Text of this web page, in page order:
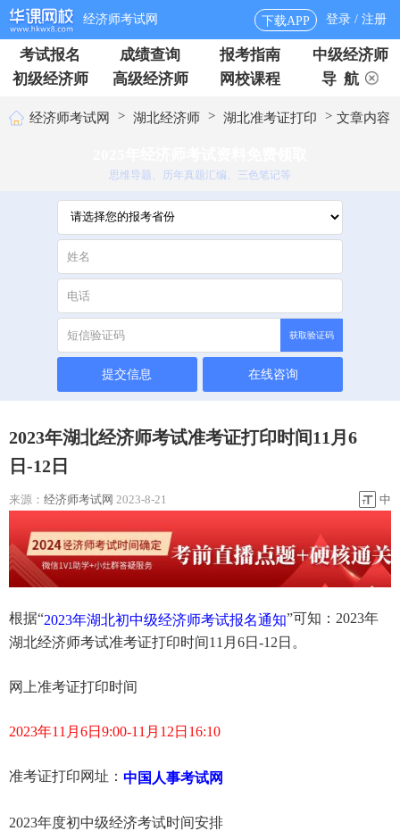
经济师考试网 下载APP 登录 / 注册
考试报名 成绩查询 报考指南
中级经济师
初级经济师
高级经济师 网校课程 导 航
经济师考试网 > 湖北经济师 > 湖北准考证打印 > 文章内容
思维导题、历年真题汇编、三色笔记等
获取验证码
提交信息 在线咨询
2023年湖北经济师考试准考证打印时间11月6
日-12日
来源： 经济师考试网 2023-8-21 中
根据“2023年湖北初中级经济师考试报名通知”可知：2023年
湖北经济师考试准考证打印时间11月6日-12日。
网上准考证打印时间
2023年11月6日9:00-11月12日16:10
准考证打印网址： 中国人事考试网
2023年度初中级经济考试时间安排